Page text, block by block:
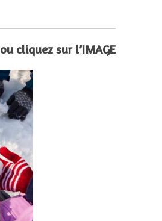
ou cliquez sur l’IMAGE